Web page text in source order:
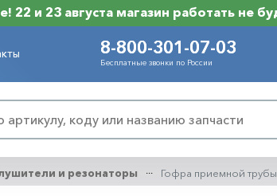
22 и 23 августа магазин работать не
8-800-301-07-03
Бесплатные звонки по России
и резонаторы Гофра приемной